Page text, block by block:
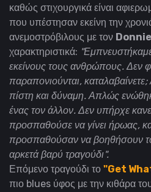
καθώς στιχουργικά είναι
που υπέστησαν εκείνη την
ανεμοστρόβιλους με τον Donnie
χαρακτηριστικά:
εκείνους τους ανθρώπους. Δεν
παραπονιούνται,
πίστη και δύναμη. Απλώς
ένας τον άλλον. Δεν υπήρχε
προσπαθούσε να γίνει ήρωας,
προσπαθούσαν να βοηθήσουν
αρκετά βαρύ τραγούδι".
Επόμενο τραγούδι το "Get
πιο blues ύφος με την κιθάρα